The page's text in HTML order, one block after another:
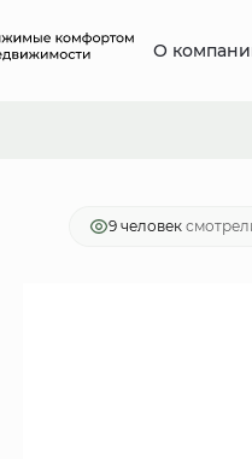
О
м28 835 433
9 человек